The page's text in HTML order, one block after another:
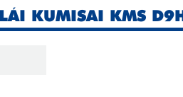
KUMISAI KMS